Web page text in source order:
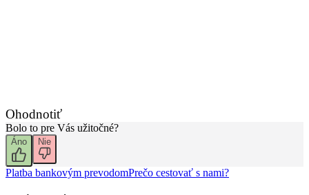
Ohodnotiť
Bolo to pre Vás užitočné?
Áno Nie
Platba bankovým prevodomPrečo cestovať s nami?